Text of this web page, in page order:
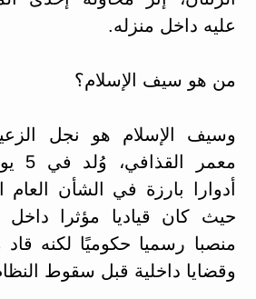
عليه داخل منزله.
من هو سيف الإسلام؟
وسيف الإسلام هو نجل
حيث كان قياديا مؤثرا داخل
منصبا رسميا حكوميًا لكنه
وقضايا داخلية قبل سقوط